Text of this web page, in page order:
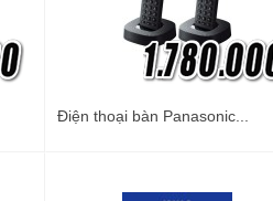
Điện thoại bàn Panasonic...